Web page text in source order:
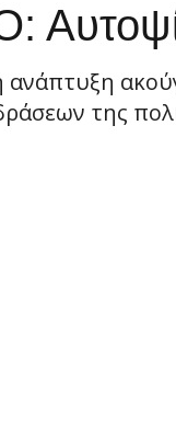
ανάπτυξη
της